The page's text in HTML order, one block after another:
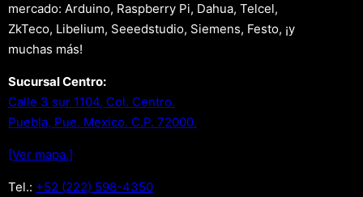
mercado: Arduino, Raspberry Pi, Dahua, Telcel,
ZkTeco, Libelium, Seeedstudio, Siemens, Festo, ¡y
muchas más!
Sucursal Centro:
Calle 3 sur 1104, Col. Centro.
Puebla, Pue. Mexico. C.P. 72000.
[Ver mapa.]
Tel.: +52 (222) 598-4350